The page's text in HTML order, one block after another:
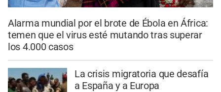
Alarma mundial por el brote de Ébola en África:
temen que el virus esté mutando tras superar
los 4.000 casos
La crisis migratoria que desafía
a España y a Europa